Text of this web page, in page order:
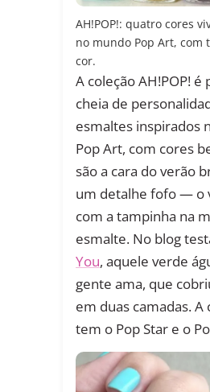
AH!POP!: quatro cores
no mundo Pop Art, com
cor.
A coleção AH!POP! é
cheia de
esmaltes inspirados
Pop Art, com cores
são a cara do verão
um detalhe fofo — o
com a tampinha na
esmalte. No blog
You, aquele verde
gente ama, que
em duas camadas. A
tem o Pop Star e o